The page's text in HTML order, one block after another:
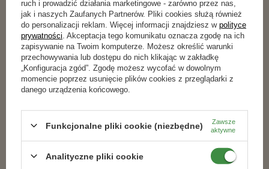
Polecane produkty
ruch i prowadzić działania marketingowe - zarówno przez nas,
jak i naszych Zaufanych Partnerów. Pliki cookies służą również
do personalizacji reklam. Więcej informacji znajdziesz w polityce
prywatności . Akceptacja tego komunikatu oznacza zgodę na ich
zapisywanie na Twoim komputerze. Możesz określić warunki
przechowywania lub dostępu do nich klikając w zakładkę
„Konfiguracja zgód”. Zgodę możesz wycofać w dowolnym
momencie poprzez usunięcie plików cookies z przeglądarki z
danego urządzenia końcowego.
Funkcjonalne pliki cookie (niezbędne)
Zawsze
aktywne
Analityczne pliki cookie